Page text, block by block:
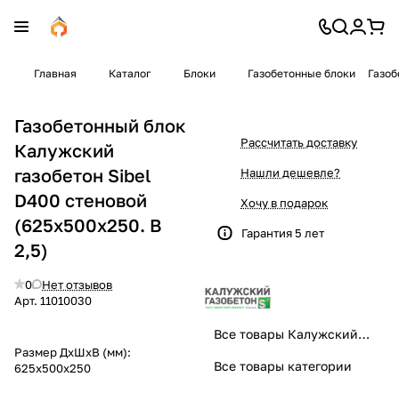
Главная Каталог Блоки Газобетонные блоки
Газобетонный блок
Калужский
газобетон Sibel
D400 стеновой
(625x500x250. B
2,5)
0
Нет отзывов
Арт. 11010030
Размер ДхШхВ (мм):
625x500x250
Рассчитать доставку
Нашли дешевле?
Хочу в подарок
Гарантия 5 лет
Все товары Калужский газобетон Sibel
Все товары категории